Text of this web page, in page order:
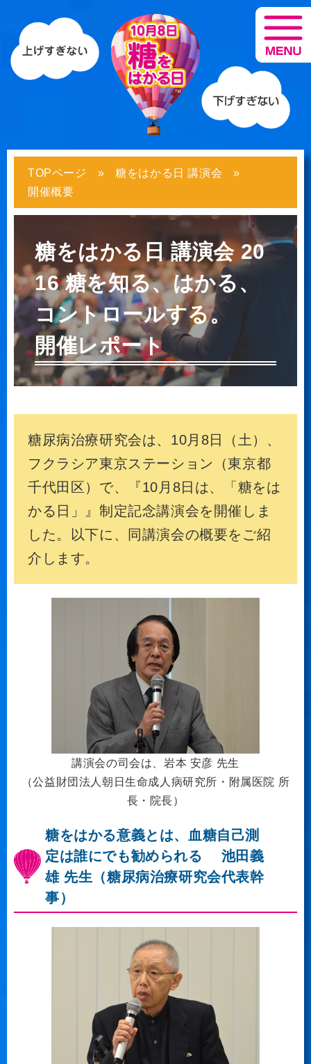
TOPページ
糖をはかる日 講演会
開催概要
糖をはかる日 講演会 20
16糖を知る、はかる、
コントロールする。
開催レポート
糖尿病治療研究会は、10月8日（土）、
フクラシア東京ステーション（東京都
千代田区）で、『10月8日は、「糖をは
かる日」』制定記念講演会を開催しま
した。以下に、同講演会の概要をご紹
介します。
講演会の司会は、岩本 安彦 先生
（公益財団法人朝日生命成人病研究所・附属医院 所
長・院長）
糖をはかる意義とは、血糖自己測
定は誰にでも勧められる
池田義
雄 先生（糖尿病治療研究会代表幹
事）